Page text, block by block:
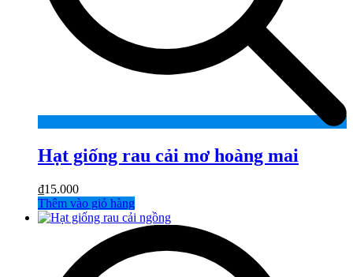
Hạt giống rau cải mơ hoàng mai
₫15.000
Thêm vào giỏ hàng